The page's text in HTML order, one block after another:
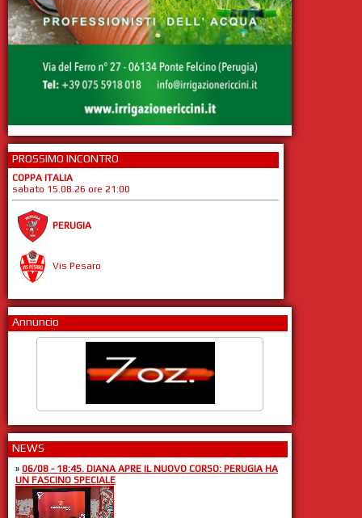
PROSSIMO INCONTRO
COPPA ITALIA
sabato 15.08.26 ore 21:00
PERUGIA
Vis Pesaro
Annuncio
NEWS
» 06/08 - 18:45. DIANA APRE IL NUOVO CORSO: PERUGIA HA
UN FASCINO SPECIALE